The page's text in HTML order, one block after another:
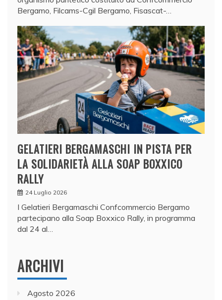
Bergamo, Filcams-Cgil Bergamo, Fisascat-…
GELATIERI BERGAMASCHI IN PISTA PER
LA SOLIDARIETÀ ALLA SOAP BOXXICO
RALLY
24 Luglio 2026
I Gelatieri Bergamaschi Confcommercio Bergamo
partecipano alla Soap Boxxico Rally, in programma
dal 24 al…
ARCHIVI
Agosto 2026